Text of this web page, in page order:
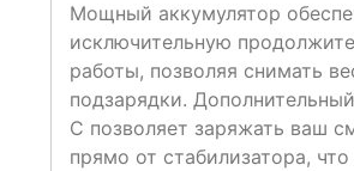
Мощный аккумулятор
исключительную
работы, позволяя снимать
подзарядки.
C позволяет заряжать ваш
прямо от стабилизатора,